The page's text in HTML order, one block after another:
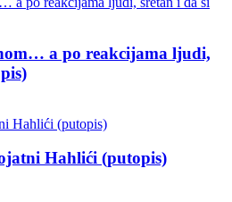
a po reakcijama ljudi,
Hahlići (putopis)